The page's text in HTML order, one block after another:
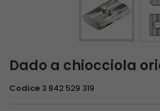
Dado a chiocciola
Codice 3 842 529 319